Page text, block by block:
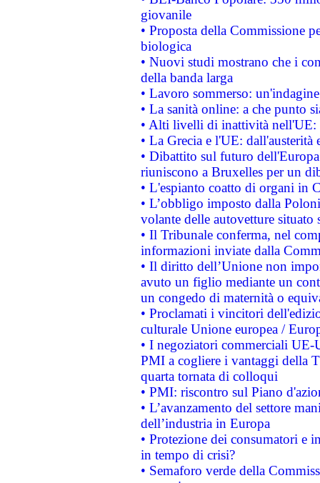
giovanile
• Proposta della Commissione
biologica
• Nuovi studi mostrano che i
della banda larga
• Lavoro sommerso:
• La sanità online: a che punto
• Alti livelli di inattività nell'UE:
• La Grecia e l'UE: dall'austerità
• Dibattito sul futuro
riuniscono a Bruxelles per un
• L'espianto coatto di organi in
• L’obbligo imposto dalla
volante delle autovetture
• Il Tribunale conferma, nel
informazioni inviate dalla
• Il diritto dell’Unione non
avuto un figlio mediante un
un congedo di maternità o
• Proclamati i vincitori
culturale Unione europea /
• I negoziatori commerciali UE-
PMI a cogliere i vantaggi della
quarta tornata di colloqui
• PMI: riscontro sul Piano
• L’avanzamento del settore
dell’industria in Europa
• Protezione dei consumatori e
in tempo di crisi?
• Semaforo verde della